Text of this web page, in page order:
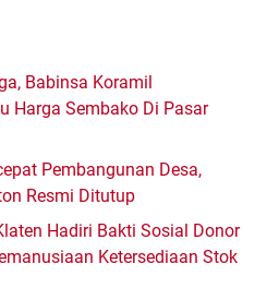
Babinsa Koramil
Harga Sembako Di Pasar
Pembangunan Desa,
Resmi Ditutup
Hadiri Bakti Sosial Donor
Ketersediaan Stok